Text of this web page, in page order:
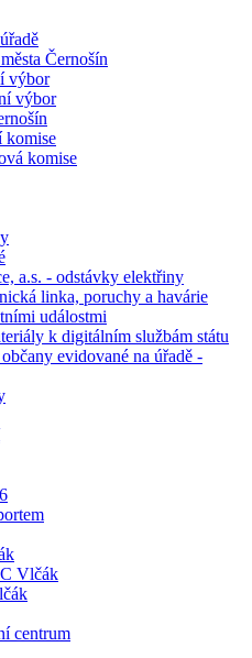
Černošín
výbor
výbor
komise
komise
a.s. - odstávky elektřiny
linka, poruchy a havárie
událostmi
k digitálním službám státu
evidované na úřadě -
Vlčák
centrum